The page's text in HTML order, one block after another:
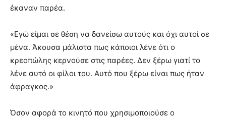
έκαναν παρέα.
«Εγώ είμαι σε θέση να δανείσω αυτούς και όχι αυτοί σε
μένα. Άκουσα μάλιστα πως κάποιοι λένε ότι ο
κρεοπώλης κερνούσε στις παρέες. Δεν ξέρω γιατί το
λένε αυτό οι φίλοι του. Αυτό που ξέρω είναι πως ήταν
άφραγκος.»
Όσον αφορά το κινητό που χρησιμοποιούσε ο